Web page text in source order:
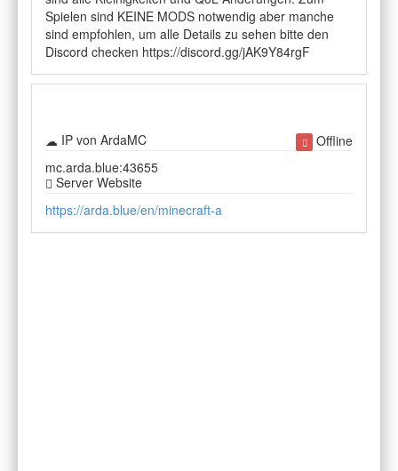
Spielen sind KEINE MODS notwendig aber manche
sind empfohlen, um alle Details zu sehen bitte den
Discord checken https://discord.gg/jAK9Y84rgF
IP von ArdaMC
mc.arda.blue:43655
Offline
Server Website
https://arda.blue/en/minecraft-a